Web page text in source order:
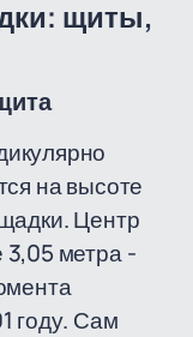
щиты,
на высоте
Центр
3,05 метра -
году. Сам